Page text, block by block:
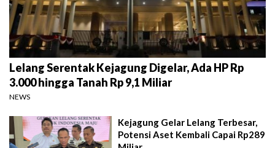
Lelang Serentak Kejagung Digelar, Ada HP Rp
3.000 hingga Tanah Rp 9,1 Miliar
NEWS
Kejagung Gelar Lelang Terbesar,
Potensi Aset Kembali Capai Rp289